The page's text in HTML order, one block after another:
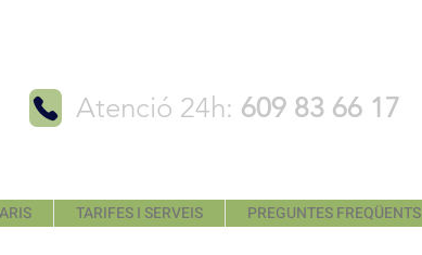
Atenció 24h: 609 83 66 17
TARIFES I SERVEIS PREGUNTES FREQÜENTS